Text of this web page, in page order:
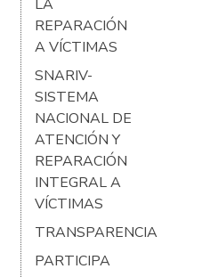
LA
REPARACIÓN
A VÍCTIMAS
SNARIV-
SISTEMA
NACIONAL DE
ATENCIÓN Y
REPARACIÓN
INTEGRAL A
VÍCTIMAS
TRANSPARENCIA
PARTICIPA